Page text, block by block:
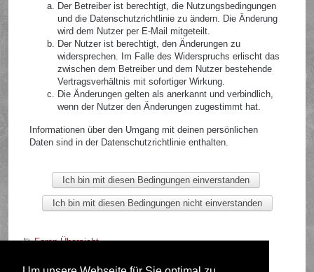
Der Betreiber ist berechtigt, die Nutzungsbedingungen
und die Datenschutzrichtlinie zu ändern. Die Änderung
wird dem Nutzer per E-Mail mitgeteilt.
Der Nutzer ist berechtigt, den Änderungen zu
widersprechen. Im Falle des Widerspruchs erlischt das
zwischen dem Betreiber und dem Nutzer bestehende
Vertragsverhältnis mit sofortiger Wirkung.
Die Änderungen gelten als anerkannt und verbindlich,
wenn der Nutzer den Änderungen zugestimmt hat.
Informationen über den Umgang mit deinen persönlichen
Daten sind in der Datenschutzrichtlinie enthalten.
Foren-Übersicht